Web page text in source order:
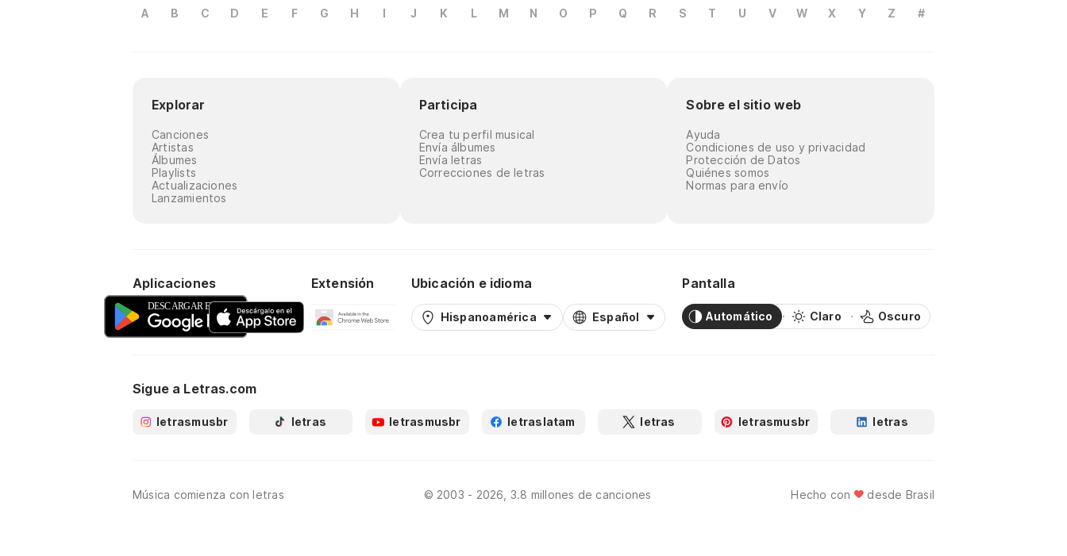
A B C D E F G H I J K L M N O P Q R S T U V W X Y Z #
Explorar
Canciones
Artistas
Álbumes
Playlists
Actualizaciones
Lanzamientos
Participa
Crea tu perfil musical
Envía álbumes
Envía letras
Correcciones de letras
Sobre el sitio web
Ayuda
Condiciones de uso y privacidad
Protección de Datos
Quiénes somos
Normas para envío
Aplicaciones Extensión Ubicación e idioma
Hispanoamérica Español
Pantalla
Automático Claro Oscuro
Sigue a Letras.com
letrasmusbr letras letrasmusbr letraslatam letras letrasmusbr letras
Música comienza con letras © 2003 - 2026, 3.8 millones de canciones Hecho con desde Brasil